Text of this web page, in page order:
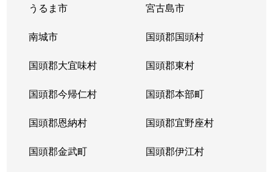
うるま市 宮古島市
南城市 国頭郡国頭村
国頭郡大宜味村 国頭郡東村
国頭郡今帰仁村 国頭郡本部町
国頭郡恩納村 国頭郡宜野座村
国頭郡金武町 国頭郡伊江村